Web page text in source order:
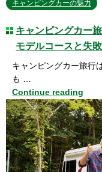
キャンピングカーの魅力
キャンピングカー
モデルコースと失
キャンピングカー旅行
も …
Continue reading